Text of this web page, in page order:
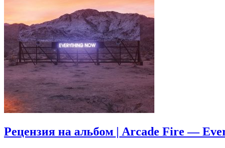
Рецензия на альбом | Arcade Fire —